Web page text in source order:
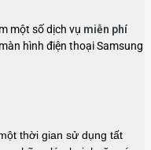
một số dịch vụ miễn phí
hình điện thoại Samsung
thời gian sử dụng tất